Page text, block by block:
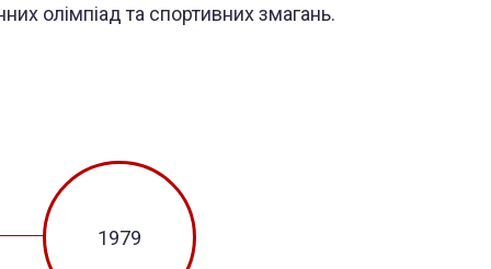
олімпіад та спортивних змагань.
1979